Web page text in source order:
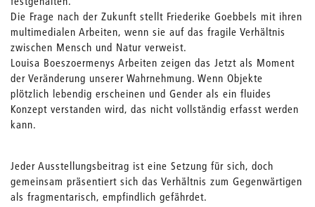
Die Frage nach der Zukunft stellt Friederike Goebbels mit ihren
multimedialen Arbeiten, wenn sie auf das fragile Verhältnis
zwischen Mensch und Natur verweist.
Louisa Boeszoermenys Arbeiten zeigen das Jetzt als Moment
der Veränderung unserer Wahrnehmung. Wenn Objekte
plötzlich lebendig erscheinen und Gender als ein fluides
Konzept verstanden wird, das nicht vollständig erfasst werden
kann.
Jeder Ausstellungsbeitrag ist eine Setzung für sich, doch
gemeinsam präsentiert sich das Verhältnis zum Gegenwärtigen
als fragmentarisch, empfindlich gefährdet.